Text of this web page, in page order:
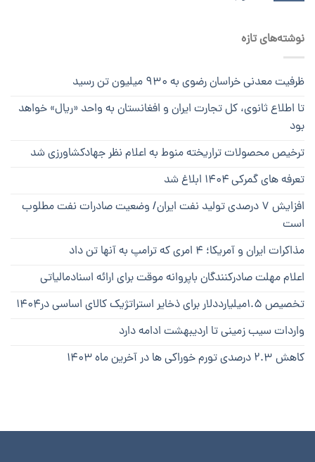
نوشته‌های تازه
ظرفیت معدنی خراسان رضوی به ۹۳۰ میلیون تن رسید
تا اطلاع ثانوی، کل تجارت ایران و افغانستان به واحد «ریال» خواهد
بود
ترخیص محصولات تراریخته منوط به اعلام نظر جهادکشاورزی شد
تعرفه های گمرکی ۱۴۰۴ ابلاغ شد
افزایش ۷ درصدی تولید نفت ایران/ وضعیت صادرات نفت مطلوب
است
مذاکرات ایران و آمریکا؛ ۴ امری که ترامپ به آنها تن داد
اعلام مهلت صادرکنندگان باپروانه موقت برای ارائه اسنادمالیاتی
تخصیص ۱.۵میلیارددلار برای ذخایر استراتژیک کالای اساسی در۱۴۰۴
واردات سیب زمینی تا اردیبهشت ادامه دارد
کاهش ۲.۳ درصدی تورم خوراکی ها در آخرین ماه ۱۴۰۳